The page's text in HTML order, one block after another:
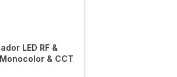
LED RF &
& CCT